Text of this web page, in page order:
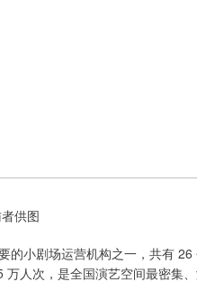
供图
的小剧场运营机构之一，共有
人次，是全国演艺空间最密集